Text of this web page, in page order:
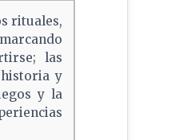
rituales,
las
y
y la